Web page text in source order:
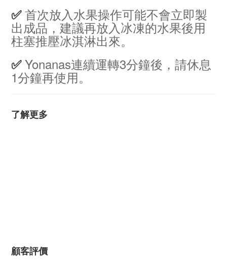
✅首次放入水果操作可能不會立即製
出成品，建議再放入冰凍的水果後用
柱塞推壓冰淇淋出來。
✅Yonanas連續運轉3分鐘後，請休息
1分鐘再使用。
了解更多
顧客評價